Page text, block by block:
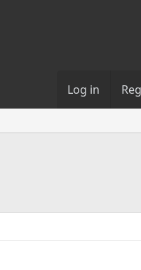
Log in